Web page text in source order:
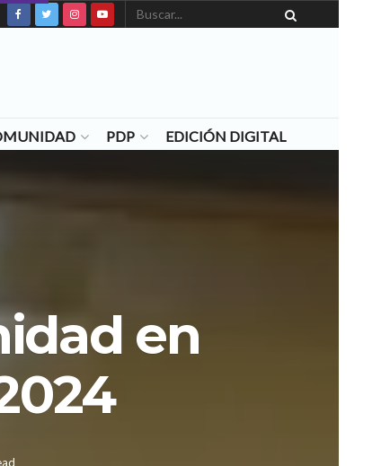
PDP EDICIÓN DIGITAL
en